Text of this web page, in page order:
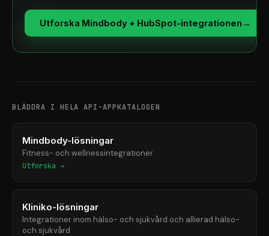
Utforska Mindbody + HubSpot-integrationen→
BLÄDDRA I HELA API-APPKATALOGEN
Mindbody-lösningar
Fitness- och wellnessintegrationer
Utforska →
Kliniko-lösningar
Integrationer inom hälso- och sjukvård och allierad hälso-
och sjukvård